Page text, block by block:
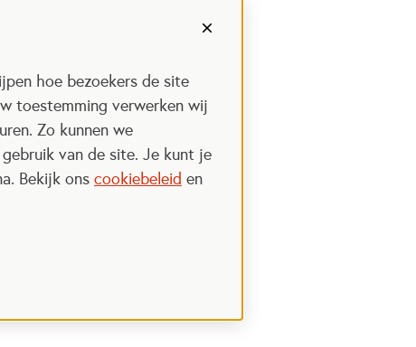
hoe bezoekers de site
toestemming verwerken wij
Zo kunnen we
van de site. Je kunt je
Bekijk ons cookiebeleid en